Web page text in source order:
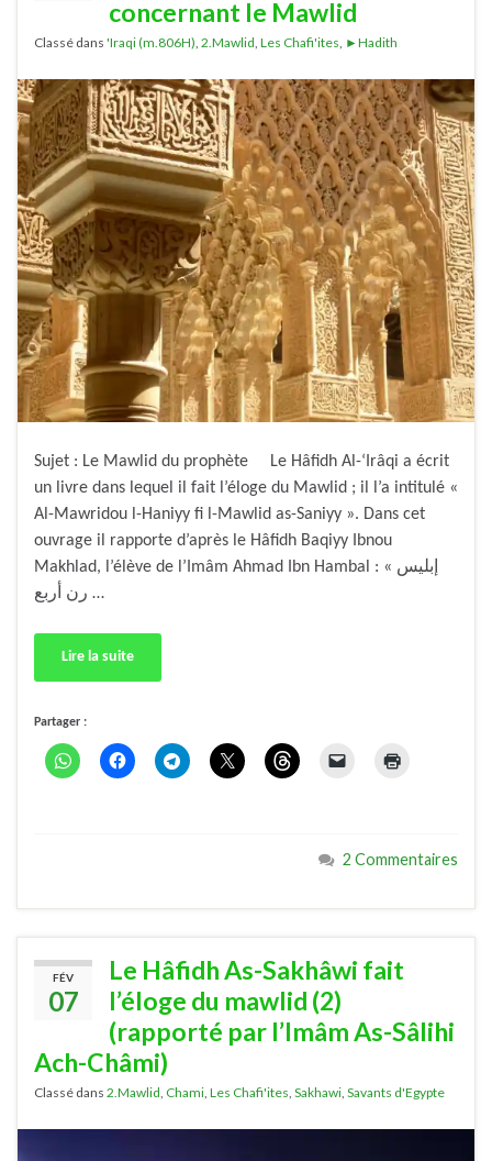
concernant le Mawlid
Classé dans 'Iraqi (m.806H) 2.Mawlid Les Chafi'ites ►Hadith
Sujet : Le Mawlid du prophète Le Hâfidh Al-‘Irâqi a écrit
un livre dans lequel il fait l’éloge du Mawlid ; il l’a intitulé «
Al-Mawridou l-Haniyy fi l-Mawlid as-Saniyy ». Dans cet
ouvrage il rapporte d’après le Hâfidh Baqiyy Ibnou
Makhlad, l’élève de l’Imâm Ahmad Ibn Hambal : « إبليس
رن أربع …
Lire la suite
Partager :
2 Commentaires
FÉV
07
Le Hâfidh As-Sakhâwi fait
l’éloge du mawlid (2)
(rapporté par l’Imâm As-Sâlihi
Ach-Châmi)
Classé dans 2.Mawlid, Chami, Les Chafi'ites, Sakhawi, Savants d'Egypte